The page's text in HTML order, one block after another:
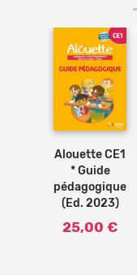
Ajouter
au
Alouette CE1
* Guide
pédagogique
(Ed. 2023)
25,00 €